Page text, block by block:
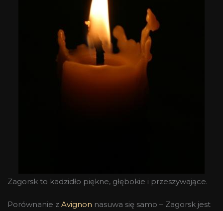
Zagorsk to kadzidło piękne, głębokie i przeszywające.
Porównanie z Avignon nasuwa się samo – Zagorsk jest